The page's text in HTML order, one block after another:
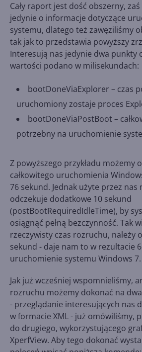
Cały raport jest dość obszerny,
jedynie o informacje dotyczące
systemu, dlatego też zawęziliśmy
tak jak to przedstawia powyższy
Interesują nas jedynie dwa punkty
wartości podano w milisekundach:
bootDoneViaExplorer – czas
uruchomiony zostaje proces
bootDoneViaPostBoot –
potrzebny na uruchomienie
Z powyższego przykładu możemy
całkowitego uruchomienia
76 sekund. Jednak użyte przez nas
odczekuje dodatkowe 10 sekund
(postBootRequiredIdleTime), by
osiągnąć pełną bezczynność. Tak
rzeczywisty czas rozruchu, należy
sekund - daje nam to w rezultacie
uruchomienie systemu Windows 7.
Jak już wcześniej wspomnieliśmy,
rozruchu możemy dokonać na
- przeglądanie interesujących nas
w formacie XML - już omówiliśmy,
do drugiego, wykorzystującego
XperfView. Aby tego dokonać